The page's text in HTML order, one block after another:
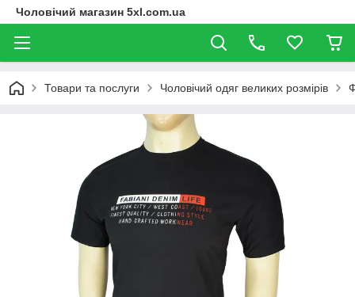
Чоловічий магазин 5xl.com.ua
Товари та послуги Чоловічий одяг великих розмірів